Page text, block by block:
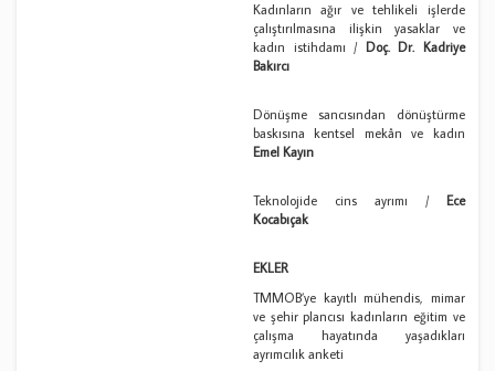
Kadınların ağır ve tehlikeli işlerde
çalıştırılmasına ilişkin yasaklar ve
kadın istihdamı / Doç. Dr. Kadriye
Bakırcı
Dönüşme sancısından dönüştürme
baskısına kentsel mekân ve kadın
Emel Kayın
Teknolojide cins ayrımı / Ece
Kocabıçak
EKLER
TMMOB’ye kayıtlı mühendis, mimar
ve şehir plancısı kadınların eğitim ve
çalışma hayatında yaşadıkları
ayrımcılık anketi